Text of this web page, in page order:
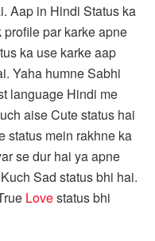
Aap in Hindi Status ka
par karke apne
ka use karke aap
Yaha humne Sabhi
language Hindi me
aise Cute status hai
status mein rakhne ka
se dur hai ya apne
Sad status bhi hai.
Lovestatus bhi